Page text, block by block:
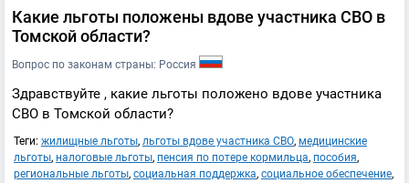
Какие льготы положены вдове участника СВО в
Томской области?
Вопрос по законам страны: Россия
Здравствуйте , какие льготы положено вдове участника
СВО в Томской области?
Теги: жилищные льготы, льготы вдове участника СВО, медицинские
льготы, налоговые льготы, пенсия по потере кормильца, пособия,
региональные льготы, социальная поддержка, социальное обеспечение,